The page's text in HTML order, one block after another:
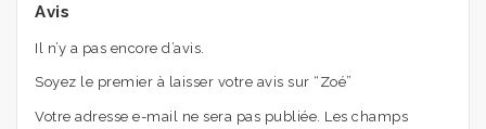
Avis
Il n’y a pas encore d’avis.
Soyez le premier à laisser votre avis sur “Zoé”
Votre adresse e-mail ne sera pas publiée. Les champs